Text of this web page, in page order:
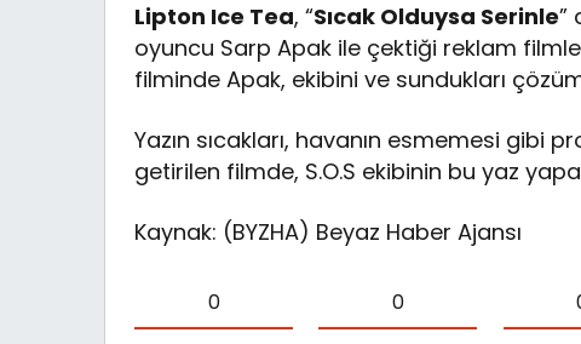
Lipton Ice Tea, “Sıcak Olduysa Serinle”
oyuncu Sarp Apak ile çektiği reklam
filminde Apak, ekibini ve sundukları
Yazın sıcakları, havanın esmemesi gibi
getirilen filmde, S.O.S ekibinin bu yaz
Kaynak: (BYZHA) Beyaz Haber Ajansı
0 0